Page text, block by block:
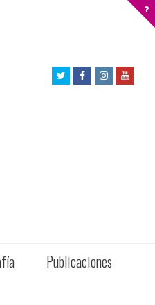
TwitterFacebookInstagram
Publicaciones